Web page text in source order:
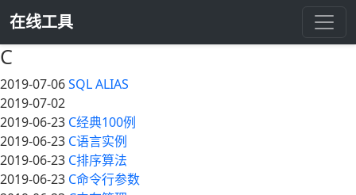
在线工具
C
2019-07-06SQL ALIAS
2019-07-02
2019-06-23 C经典100例
2019-06-23 C语言实例
2019-06-23 C排序算法
2019-06-23 C命令行参数